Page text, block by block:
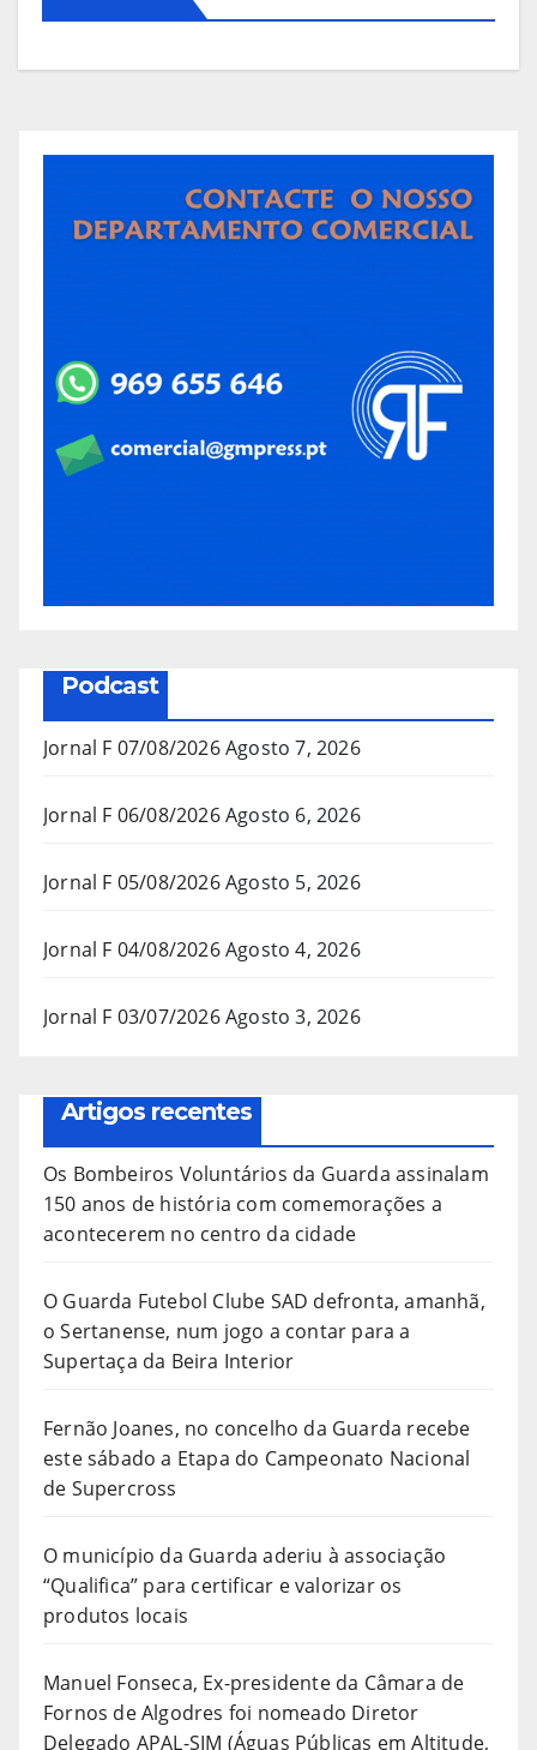
Podcast
Jornal F 07/08/2026Agosto 7, 2026
Jornal F 06/08/2026Agosto 6, 2026
Jornal F 05/08/2026Agosto 5, 2026
Jornal F 04/08/2026Agosto 4, 2026
Jornal F 03/07/2026Agosto 3, 2026
Artigos recentes
Os Bombeiros Voluntários da Guarda assinalam
150 anos de história com comemorações a
acontecerem no centro da cidade
O Guarda Futebol Clube SAD defronta, amanhã,
o Sertanense, num jogo a contar para a
Supertaça da Beira Interior
Fernão Joanes, no concelho da Guarda recebe
este sábado a Etapa do Campeonato Nacional
de Supercross
O município da Guarda aderiu à associação
“Qualifica” para certificar e valorizar os
produtos locais
Manuel Fonseca, Ex-presidente da Câmara de
Fornos de Algodres foi nomeado Diretor
Delegado APAL-SIM (Águas Públicas em Altitude,